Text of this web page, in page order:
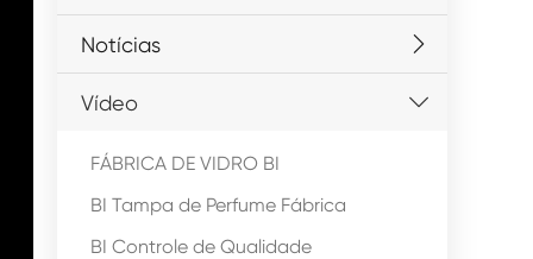
Notícias
Vídeo
FÁBRICA DE VIDRO BI
BI Tampa de Perfume Fábrica
BI Controle de Qualidade